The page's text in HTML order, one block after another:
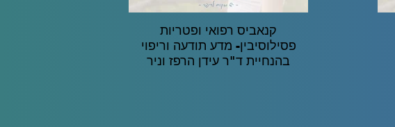
קנאביס רפואי ופטריות
פסילוסיבין- מדע תודעה וריפוי
בהנחיית ד"ר עידן הרפז וניר